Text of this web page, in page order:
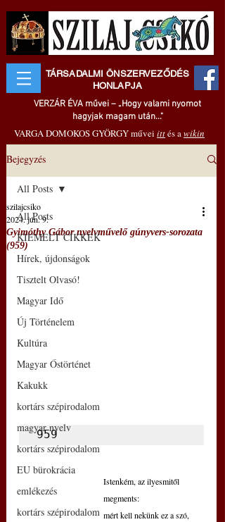
TÁRSADALMI ÖNSZERVEZŐDÉS
HONLAPJA
VERZÁR ÉVA művei – „Hogy valami nyomot
hagyjak magam után..."
VARGA DOMOKOS GYÖRGY művei ittés awikin
Bejegyzés
All Posts
KIEMELT CIKKEK
Hírek, újdonságok
Tisztelt Olvasó!
Magyar Idő
Új Történelem
Kultúra
Magyar Őstörténet
Kakukk
kortárs szépirodalom
magyar nyelv
kortárs szépirodalom
EU bürokrácia
emlékezés
kortárs szépirodalom
All Posts
Gyimóthy Gábor nyelvművelő gúnyvers-sorozata
(959)
szilajcsiko
2024. jún. 9.
959
Istenkém, az ilyesmitől
megments:
mért kell nekünk ez a szó,